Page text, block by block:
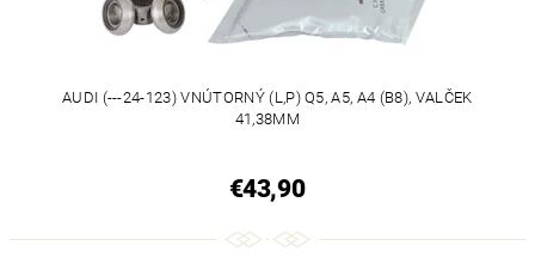
AUDI (---24-123) VNÚTORNÝ (L,P) Q5, A5, A4 (B8), VALČEK
41,38MM
€43,90